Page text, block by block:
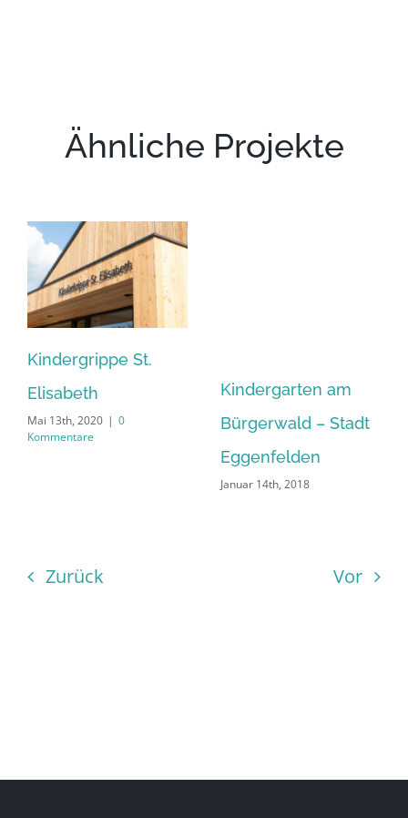
Ähnliche Projekte
Kindergrippe St.
Elisabeth
Mai 13th, 2020 | 0
Kommentare
Kindergarten am
Bürgerwald – Stadt
Eggenfelden
Januar 14th, 2018
Zurück Vor